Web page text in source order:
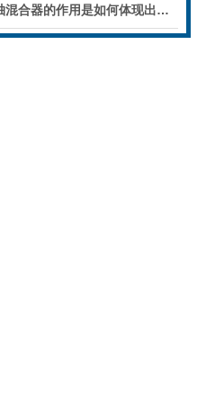
滚轴混合器的作用是如何体现出来的，有这两种方式